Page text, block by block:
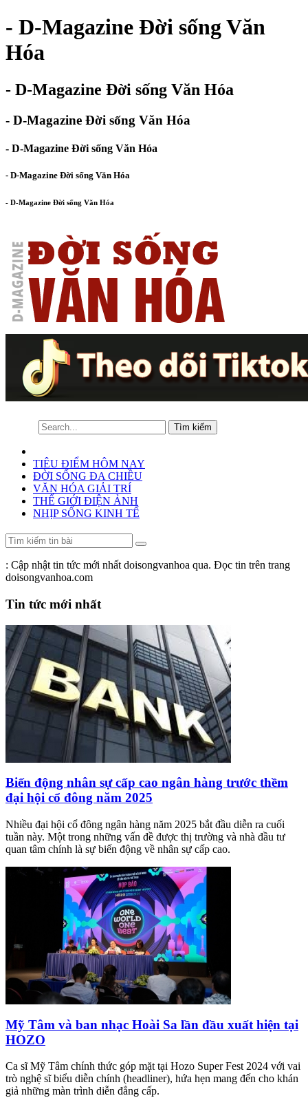
- D-Magazine Đời sống Văn
Hóa
- D-Magazine Đời sống Văn Hóa
- D-Magazine Đời sống Văn Hóa
- D-Magazine Đời sống Văn Hóa
- D-Magazine Đời sống Văn Hóa
- D-Magazine Đời sống Văn Hóa
TIÊU ĐIỂM HÔM NAY
ĐỜI SỐNG ĐA CHIỀU
VĂN HÓA GIẢI TRÍ
THẾ GIỚI ĐIỆN ẢNH
NHỊP SỐNG KINH TẾ
: Cập nhật tin tức mới nhất doisongvanhoa qua. Đọc tin trên trang
doisongvanhoa.com
Tin tức mới nhất
Biến động nhân sự cấp cao ngân hàng trước thềm
đại hội cổ đông năm 2025
Nhiều đại hội cổ đông ngân hàng năm 2025 bắt đầu diễn ra cuối
tuần này. Một trong những vấn đề được thị trường và nhà đầu tư
quan tâm chính là sự biến động về nhân sự cấp cao.
Mỹ Tâm và ban nhạc Hoài Sa lần đầu xuất hiện tại
HOZO
Ca sĩ Mỹ Tâm chính thức góp mặt tại Hozo Super Fest 2024 với vai
trò nghệ sĩ biểu diễn chính (headliner), hứa hẹn mang đến cho khán
giả những màn trình diễn đẳng cấp.